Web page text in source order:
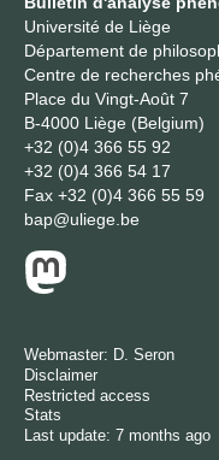
Université de Liège
Département de
Centre de recherches
Place du Vingt-Août 7
B-4000 Liège (Belgium)
+32 (0)4 366 55 92
+32 (0)4 366 54 17
Fax +32 (0)4 366 55 59
bap@uliege.be
Webmaster: D. Seron
Disclaimer
Restricted access
Stats
Last update: 7 months ago